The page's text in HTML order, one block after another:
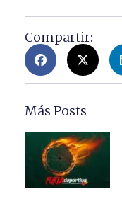
Compartir:
Más Posts